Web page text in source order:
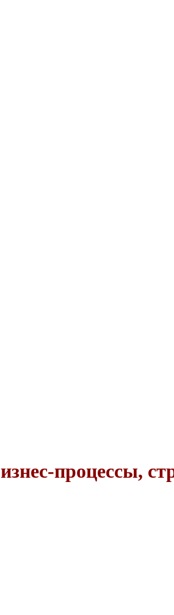
процессы,